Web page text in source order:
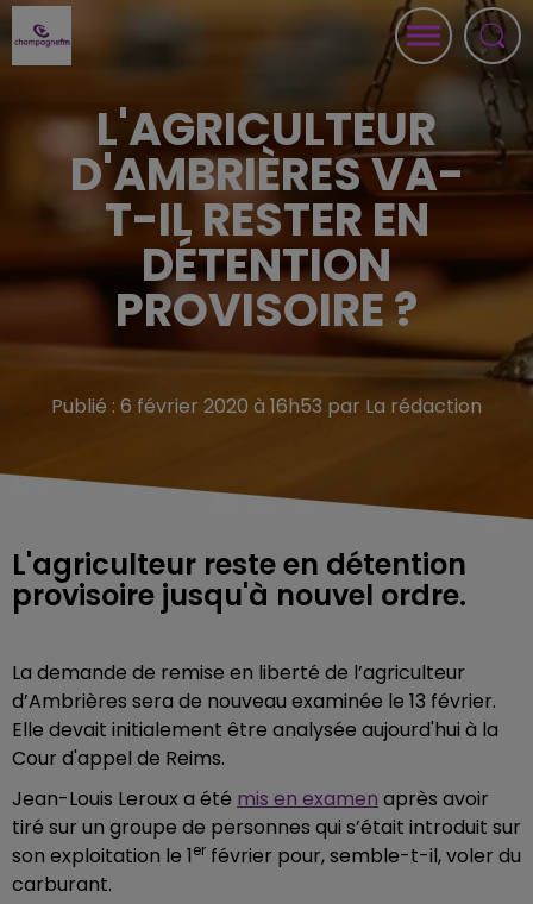
L'AGRICULTEUR
D'AMBRIÈRES VA-
T-IL RESTER EN
DÉTENTION
PROVISOIRE ?
Publié : 6 février 2020 à 16h53 par La rédaction
L'agriculteur reste en détention
provisoire jusqu'à nouvel ordre.
La demande de remise en liberté de l’agriculteur
d’Ambrières sera de nouveau examinée le 13 février.
Elle devait initialement être analysée aujourd'hui à la
Cour d'appel de Reims.
Jean-Louis Leroux a été mis en examen après avoir
tiré sur un groupe de personnes qui s’était introduit sur
son exploitation le 1er février pour, semble-t-il, voler du
carburant.